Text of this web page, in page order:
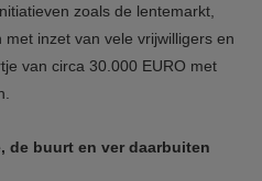
zoals de lentemarkt,
inzet van vele vrijwilligers en
van circa 30.000 EURO met
de buurt en ver daarbuiten